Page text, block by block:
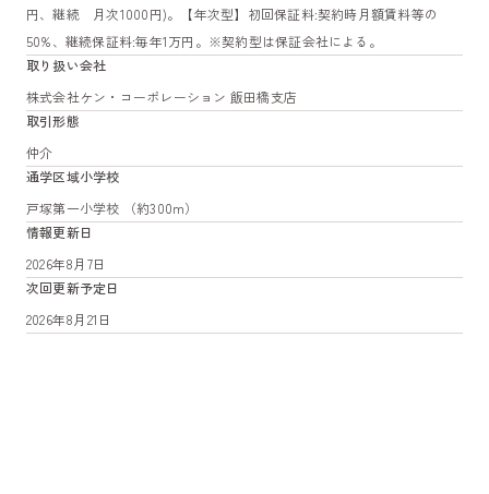
円、継続 月次1000円)。【年次型】初回保証料:契約時月額賃料等の
50%、継続保証料:毎年1万円。※契約型は保証会社による。
取り扱い会社
株式会社ケン・コーポレーション 飯田橋支店
取引形態
仲介
通学区域小学校
戸塚第一小学校 （約300m）
情報更新日
2026年8月7日
次回更新予定日
2026年8月21日